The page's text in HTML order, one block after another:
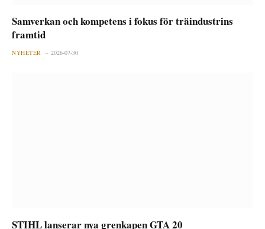
Samverkan och kompetens i fokus för träindustrins
framtid
NYHETER 2026-07-30
STIHL lanserar nya grenkapen GTA 20